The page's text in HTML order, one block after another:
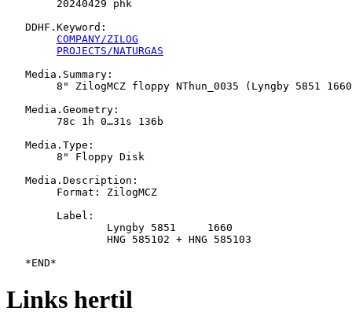
   DDHF.Keyword:
COMPANY/ZILOG
PROJECTS/NATURGAS
   Media.Summary:
   Media.Geometry:
   Media.Type:
   Media.Description:
Links hertil